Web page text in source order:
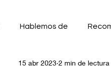
Hablemos de
15 abr 2023 2 min de lectura